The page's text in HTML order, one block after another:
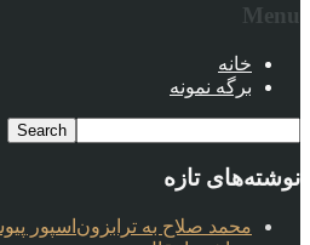
Menu
خانه
برگه نمونه
نوشته‌های تازه
محمد صلاح به ترابزون‌اسپور